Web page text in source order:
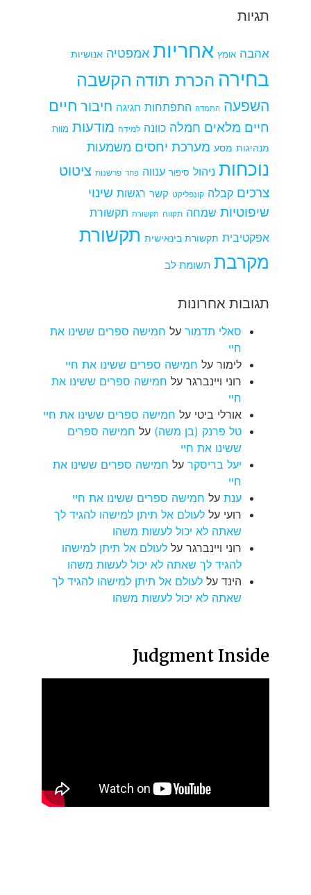
תגיות
אהבה אומץ אחריות אמפטיה אנושיות
בחירה הכרת תודה הקשבה
השפעה התמדה התפתחות חגיגה חיבור חיים
חיים מלאים חמלה כוונה למידה מודעות מוות
מנהיגות מסע מערכת יחסים משמעות
נוכחות ניהול סיפור ענווה פחד פרשנות ציטוט
צרכים קבלה קונפליקט קשר רגשות שינוי
שיפוטיות שמחה תקווה תקשורת תקשורת
אפקטיבית תקשורת בינאישית תקשורת
מקרבת תשומת לב
תגובות אחרונות
סאלי תדמור על חמישה ספרים ששינו את
חיי
לימור על חמישה ספרים ששינו את חיי
רוני ויינברגר על חמישה ספרים ששינו את
חיי
אורלי ביטי על חמישה ספרים ששינו את חיי
טל פרנק (בן משה) על חמישה ספרים
ששינו את חיי
יעל בריסקר על חמישה ספרים ששינו את
חיי
ענת על חמישה ספרים ששינו את חיי
רועי על לעולם אל תיתן למישהו להגיד לך
שאתה לא יכול לעשות משהו
רוני ויינברגר על לעולם אל תיתן למישהו
להגיד לך שאתה לא יכול לעשות משהו
הינד על לעולם אל תיתן למישהו להגיד לך
שאתה לא יכול לעשות משהו
Judgment Inside